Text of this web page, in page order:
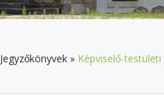
Jegyzőkönyvek » Képviselő-